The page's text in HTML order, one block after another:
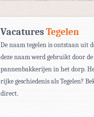
VacaturesTegelen
De naam tegelen is ontstaan uit
deze naam werd gebruikt door
pannenbakkerijen in het dorp.
rijke geschiedenis als Tegelen?
direct.